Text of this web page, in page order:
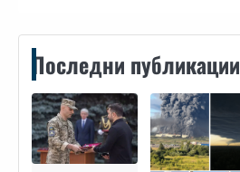
Последни публикации